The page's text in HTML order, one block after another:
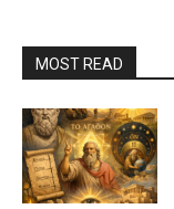
MOST READ